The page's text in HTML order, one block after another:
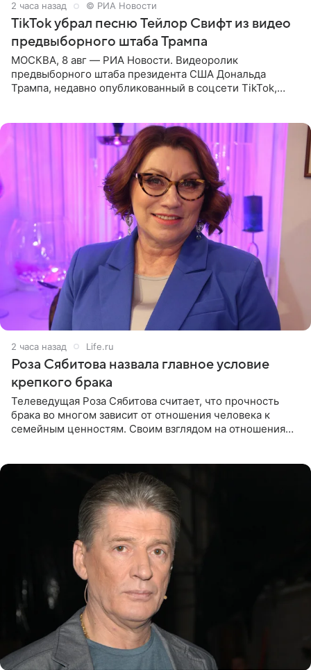
2 часа назад © РИА Новости
TikTok убрал песню Тейлор Свифт из видео
предвыборного штаба Трампа
МОСКВА, 8 авг — РИА Новости. Видеоролик
предвыборного штаба президента США Дональда
Трампа, недавно опубликованный в соцсети TikTok,
2 часа назад Life.ru
Роза Сябитова назвала главное условие
крепкого брака
Телеведущая Роза Сябитова считает, что прочность
брака во многом зависит от отношения человека к
семейным ценностям. Своим взглядом на отношения